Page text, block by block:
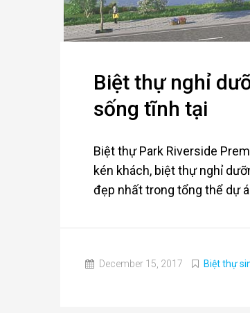
Biệt thự nghỉ
sống tĩnh tại
Biệt thự Park Riverside
kén khách, biệt thự nghỉ
đẹp nhất trong tổng thể dự
December 15, 2017 Biệt thự